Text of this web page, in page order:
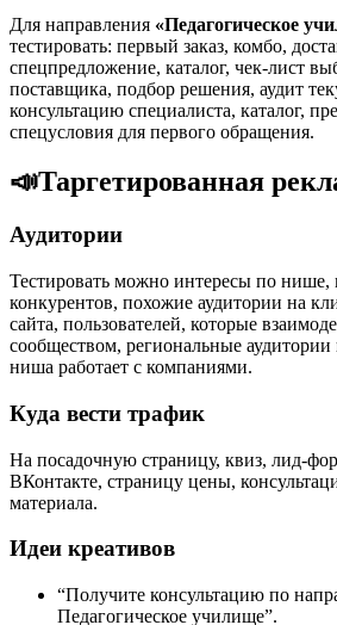
Для направления «Педагогическое
тестировать: первый заказ, комбо,
спецпредложение, каталог, чек-лист
поставщика, подбор решения, аудит
консультацию специалиста, каталог,
спецусловия для первого обращения.
📣Таргетированная
Аудитории
Тестировать можно интересы по нише,
конкурентов, похожие аудитории на
сайта, пользователей, которые
сообществом, региональные
ниша работает с компаниями.
Куда вести трафик
На посадочную страницу, квиз, лид-
ВКонтакте, страницу цены,
материала.
Идеи креативов
“Получите консультацию по
Педагогическое училище”.